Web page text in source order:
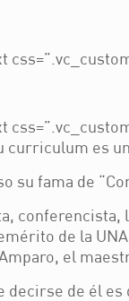
curriculum es
su fama de
conferencista,
de la
el
de él